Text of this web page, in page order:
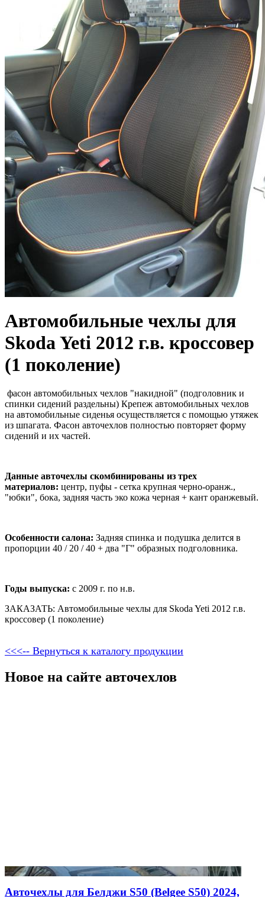
Автомобильные чехлы для
Skoda Yeti 2012 г.в. кроссовер
(1 поколение)
фасон автомобильных чехлов "накидной" (подголовник и
спинки сидений раздельны) Крепеж автомобильных чехлов
на автомобильные сиденья осуществляется с помощью утяжек
из шпагата. Фасон авточехлов полностью повторяет форму
сидений и их частей.
Данные авточехлы скомбинированы из трех
материалов: центр, пуфы - сетка крупная черно-оранж.,
"юбки", бока, задняя часть эко кожа черная + кант оранжевый.
Особенности салона: Задняя спинка и подушка делится в
пропорции 40 / 20 / 40 + два "Г" образных подголовника.
Годы выпуска: с 2009 г. по н.в.
ЗАКАЗАТЬ: Автомобильные чехлы для Skoda Yeti 2012 г.в.
кроссовер (1 поколение)
<<<-- Вернуться к каталогу продукции
Новое на сайте авточехлов
Авточехлы для Белджи S50 (Belgee S50) 2024,